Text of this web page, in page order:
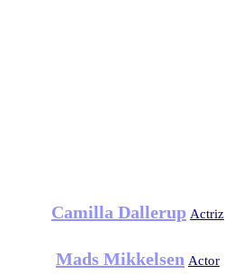
Camilla Dallerup Actriz
Mads Mikkelsen Actor